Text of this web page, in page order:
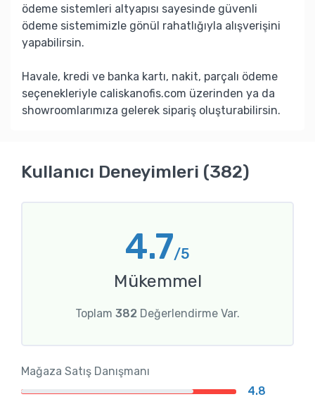
ödeme sistemleri altyapısı sayesinde güvenli
ödeme sistemimizle gönül rahatlığıyla alışverişini
yapabilirsin.
Havale, kredi ve banka kartı, nakit, parçalı ödeme
seçenekleriyle caliskanofis.com üzerinden ya da
showroomlarımıza gelerek sipariş oluşturabilirsin.
Kullanıcı Deneyimleri (382)
4.7/5
Mükemmel
Toplam 382 Değerlendirme Var.
Mağaza Satış Danışmanı
4.8